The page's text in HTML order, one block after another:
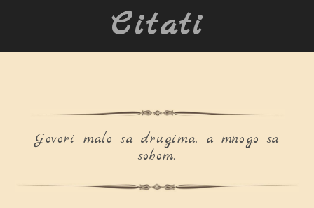
Citati
Govori malo sa drugima, a mnogo sa
sobom.